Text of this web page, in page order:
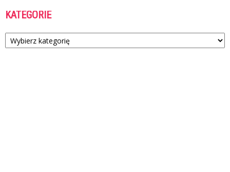
KATEGORIE
Kategorie